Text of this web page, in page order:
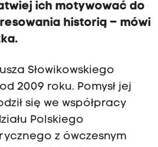
ich motywować do
historią – mówi
Słowikowskiego
2009 roku. Pomysł jej
się we współpracy
Polskiego
z ówczesnym